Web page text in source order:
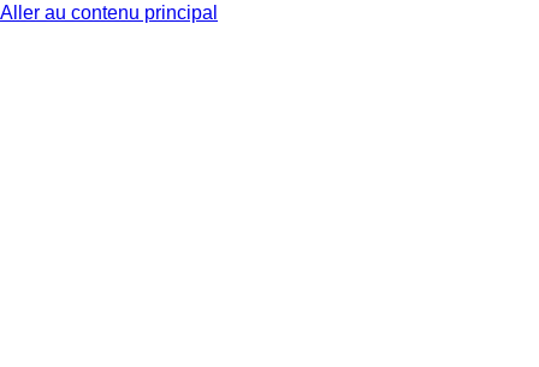
Aller au contenu principal